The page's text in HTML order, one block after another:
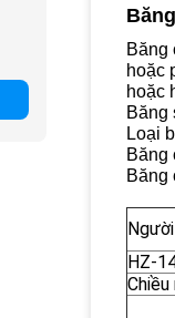
Băng
hoặc
hoặc
Băng
Loại
Băng
Băng
HZ-